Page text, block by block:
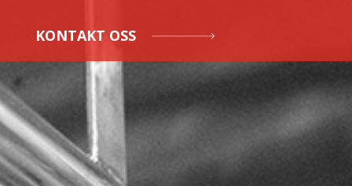
KONTAKT OSS